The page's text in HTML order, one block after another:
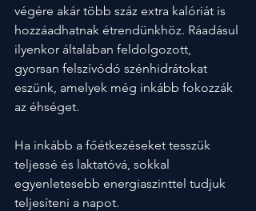
végére akár több száz extra kalóriát is
hozzáadhatnak étrendünkhöz. Ráadásul
ilyenkor általában feldolgozott,
gyorsan felszívódó szénhidrátokat
eszünk, amelyek még inkább fokozzák
az éhséget.
Ha inkább a főétkezéseket tesszük
teljessé és laktatóvá, sokkal
egyenletesebb energiaszinttel tudjuk
teljesíteni a napot.